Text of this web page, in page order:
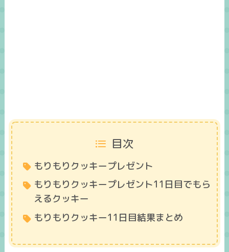
目次
もりもりクッキープレゼント
もりもりクッキープレゼント11日目でもら
えるクッキー
もりもりクッキー11日目結果まとめ